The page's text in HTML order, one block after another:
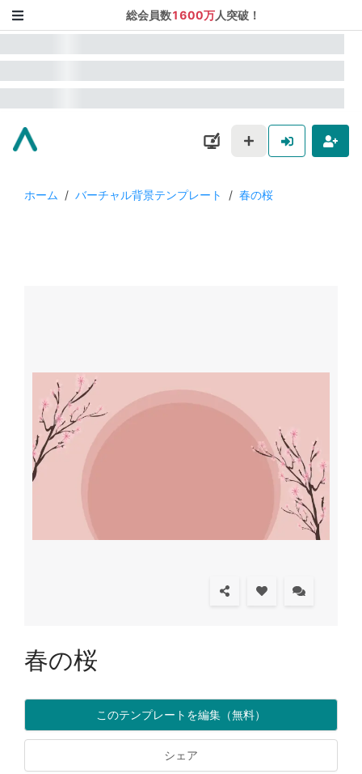
総会員数1600万人突破！
ホーム / バーチャル背景テンプレート / 春の桜
春の桜
このテンプレートを編集（無料）
シェア